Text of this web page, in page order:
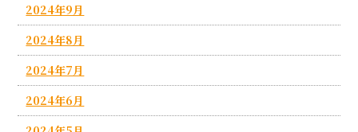
2024年9月
2024年8月
2024年7月
2024年6月